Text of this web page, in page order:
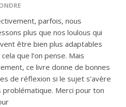
parfois, nous
plus que nos loulous qui
être bien plus adaptables
que l’on pense. Mais
ce livre donne de bonnes
de réflexion si le sujet s’avère
problématique. Merci pour ton